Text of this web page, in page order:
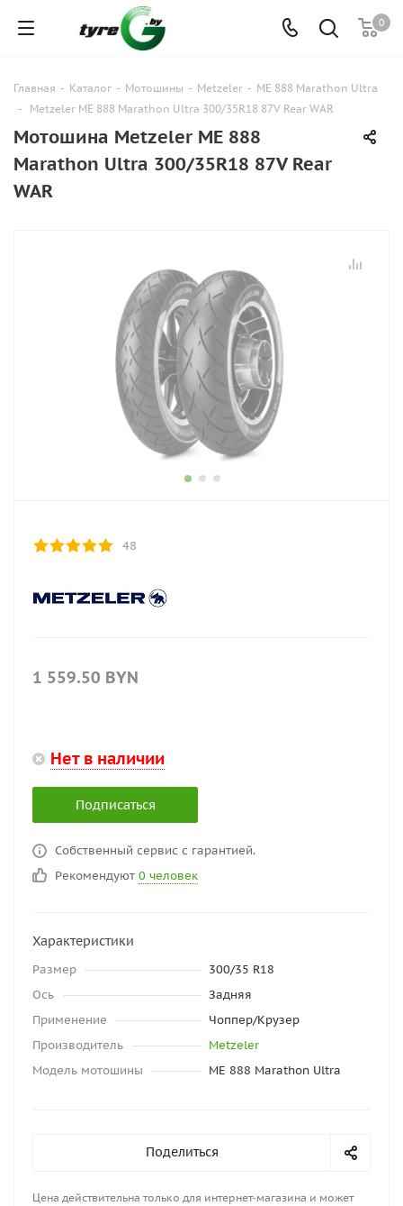
0
Главная - Каталог - Мотошины - Metzeler - ME 888 Marathon Ultra
-
Metzeler ME 888 Marathon Ultra 300/35R18 87V Rear WAR
Мотошина Metzeler ME 888
Marathon Ultra 300/35R18 87V Rear
WAR
48
1 559.50 BYN
Нет в наличии
Подписаться
Собственный сервис с гарантией.
Рекомендуют 0 человек
Характеристики
Размер
300/35 R18
Ось
Задняя
Применение
Чоппер/Крузер
Производитель
Metzeler
Модель мотошины
ME 888 Marathon Ultra
Поделиться
Цена действительна только для интернет-магазина и может